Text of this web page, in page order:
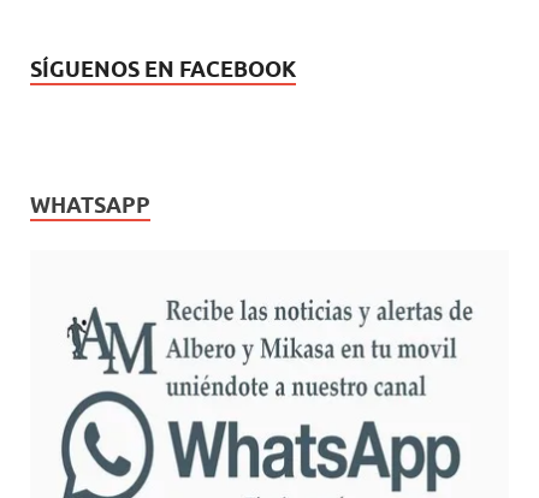
SÍGUENOS EN FACEBOOK
WHATSAPP